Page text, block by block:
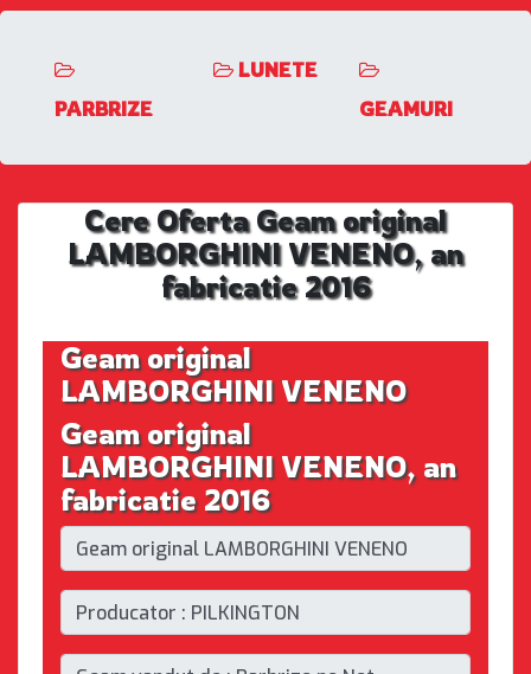
PARBRIZE
LUNETE
GEAMURI
Cere Oferta Geam original
LAMBORGHINI VENENO, an
fabricatie 2016
Geam original
LAMBORGHINI VENENO
Geam original
LAMBORGHINI VENENO, an
fabricatie 2016